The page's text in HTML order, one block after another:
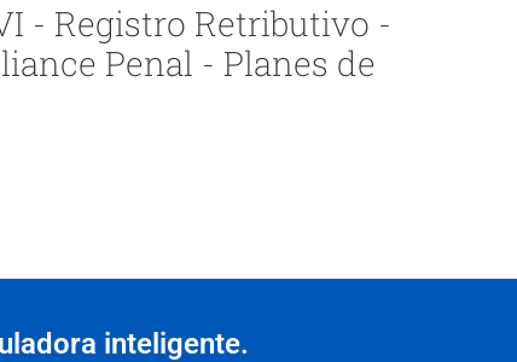
- Registro Retributivo -
Penal - Planes de
inteligente.